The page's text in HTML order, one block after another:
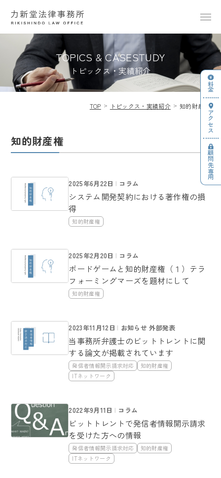
トピックス・実績紹介
TOPICS & CASESTUDY
TOP トピックス・実績紹介 知的財産権
知的財産権
2025年6月22日 コラム
システム開発契約における著作権の損
得
知的財産権
2025年2月20日 コラム
ボードゲームと知的財産権（１）テラ
フォーミングマーズを題材にして
知的財産権
2023年11月12日 お知らせ 外部発表
当事務所弁護士のビットトレントに関
する論文が掲載されています
発信者情報開示請求対応
知的財産権
ITネットワーク
2022年9月11日 コラム
ビットトレントで発信者情報開示請求
を受けた方への情報
発信者情報開示請求対応
知的財産権
ITネットワーク
料金
アクセス
顧問先専用